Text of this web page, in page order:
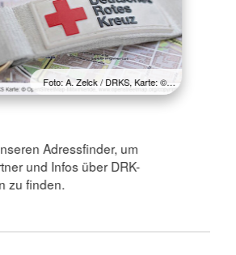
Foto: A. Zelck / DRKS, Karte: ©…
Adressfinder, um
und Infos über DRK-
zu finden.